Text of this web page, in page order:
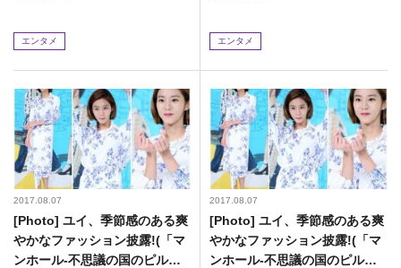
エンタメ エンタメ
2017.08.07
[Photo] ユイ、季節感のある爽
やかなファッション披露!(「マ
ンホール-不思議の国のピル」
2017.08.07
[Photo] ユイ、季節感のある爽
やかなファッション披露!(「マ
ンホール-不思議の国のピル」